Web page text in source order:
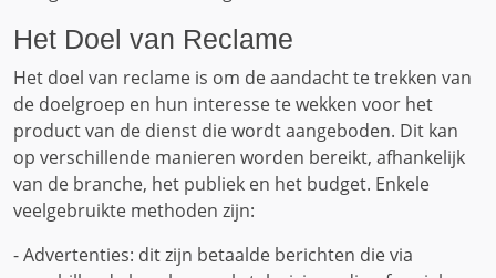
Het Doel van Reclame
Het doel van reclame is om de aandacht te trekken van
de doelgroep en hun interesse te wekken voor het
product van de dienst die wordt aangeboden. Dit kan
op verschillende manieren worden bereikt, afhankelijk
van de branche, het publiek en het budget. Enkele
veelgebruikte methoden zijn:
- Advertenties: dit zijn betaalde berichten die via